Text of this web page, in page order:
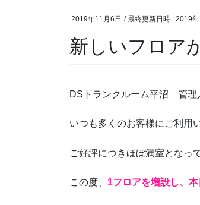
2019年11月6日 / 最終更新日時 : 2019
新しいフロア
DSトランクルーム平沼 管理
いつも多くのお客様にご利用
ご好評につきほぼ満室となっ
この度、 1フロアを増設し、本